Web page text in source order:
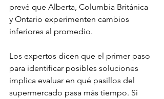
prevé que Alberta, Columbia Británica
y Ontario experimenten cambios
inferiores al promedio.
Los expertos dicen que el primer paso
para identificar posibles soluciones
implica evaluar en qué pasillos del
supermercado pasa más tiempo. Si